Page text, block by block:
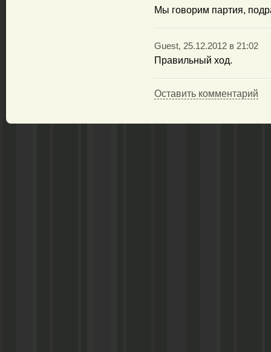
Мы говорим партия,
Guest, 25.12.2012 в 21:02
Правильный ход.
Оставить комментарий